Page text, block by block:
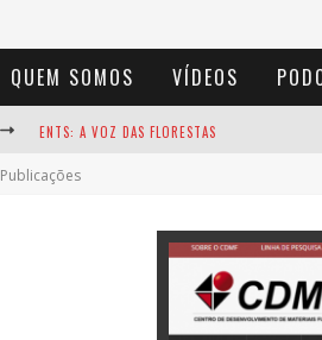
QUEM SOMOS VÍDEOS
ENTS: A VOZ DAS FLORESTAS
NOTÁVEIS: BERTHA LUTZ
BAÚ DE HISTÓRIAS - A JAMAIS IMAGINADA
Publicações